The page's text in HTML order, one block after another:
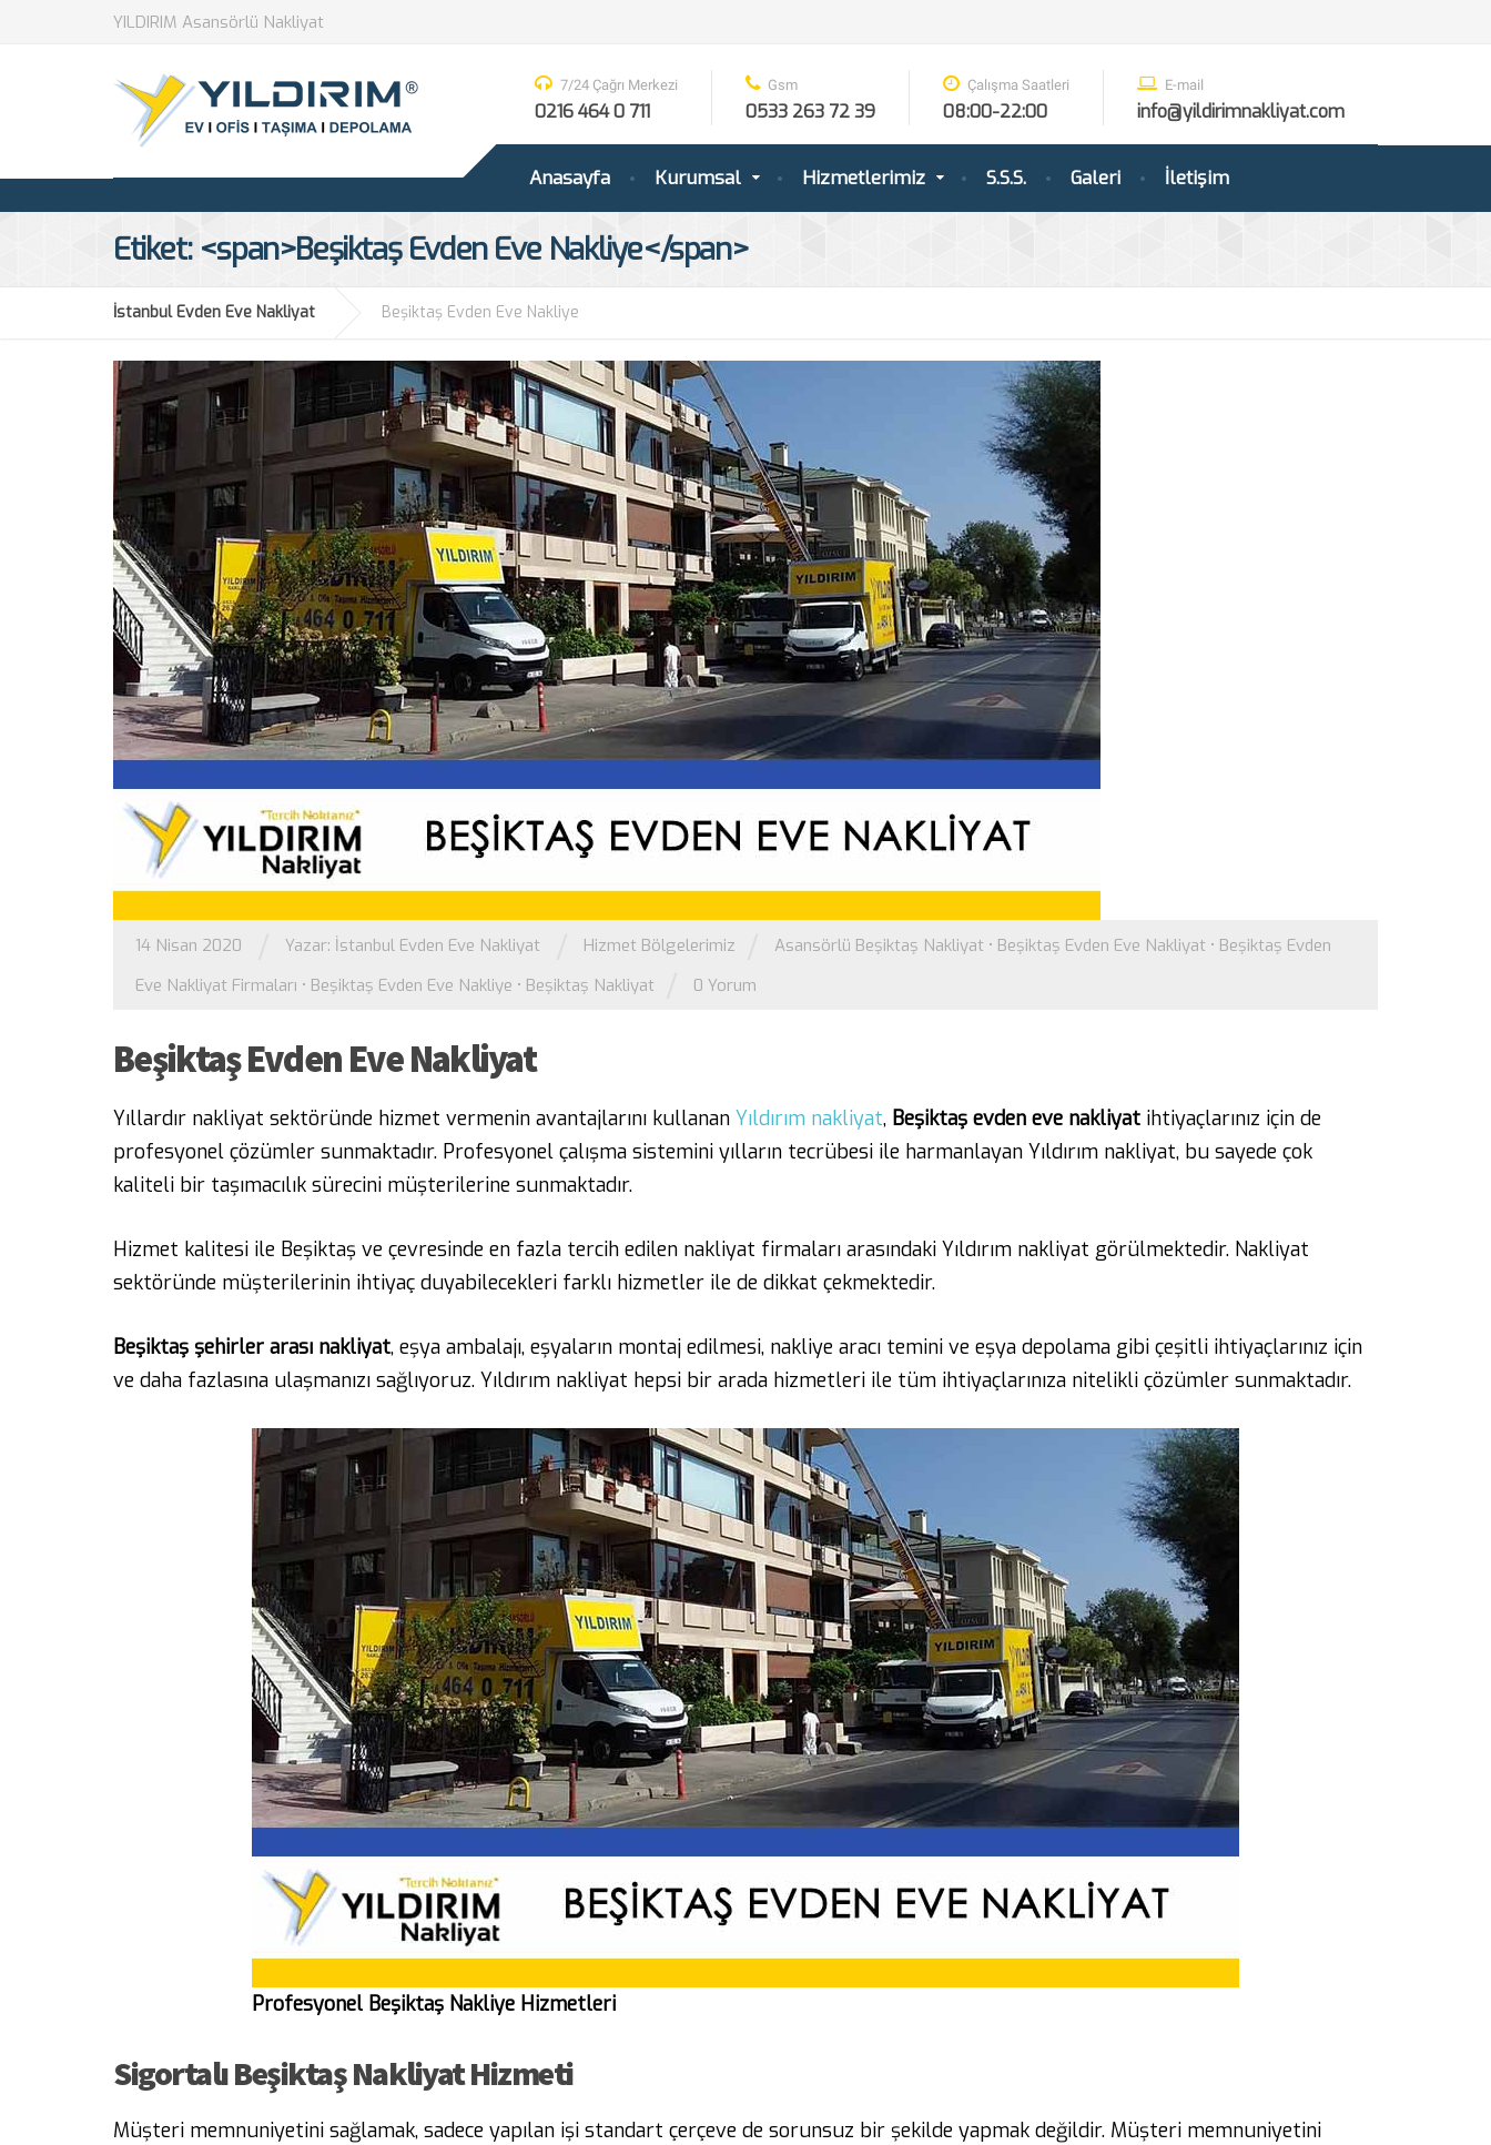
YILDIRIM Asansörlü Nakliyat
Anasayfa Kurumsal Hizmetlerimiz S.S.S. Galeri İletişim
7/24 Çağrı Merkezi
0216 464 0 711
Gsm
0533 263 72 39
Çalışma Saatleri
08:00-22:00
E-mail
info@yildirimnakliyat.com
Etiket: <span>Beşiktaş Evden Eve Nakliye</span>
İstanbul Evden Eve Nakliyat Beşiktaş Evden Eve Nakliye
14 Nisan 2020 Yazar: İstanbul Evden Eve Nakliyat Hizmet Bölgelerimiz Asansörlü Beşiktaş Nakliyat • Beşiktaş Evden Eve Nakliyat • Beşiktaş Evden
Eve Nakliyat Firmaları • Beşiktaş Evden Eve Nakliye • Beşiktaş Nakliyat 0 Yorum
Beşiktaş Evden Eve Nakliyat
Yıllardır nakliyat sektöründe hizmet vermenin avantajlarını kullanan Yıldırım nakliyat, Beşiktaş evden eve nakliyat ihtiyaçlarınız için de
profesyonel çözümler sunmaktadır. Profesyonel çalışma sistemini yılların tecrübesi ile harmanlayan Yıldırım nakliyat, bu sayede çok
kaliteli bir taşımacılık sürecini müşterilerine sunmaktadır.
Hizmet kalitesi ile Beşiktaş ve çevresinde en fazla tercih edilen nakliyat firmaları arasındaki Yıldırım nakliyat görülmektedir. Nakliyat
sektöründe müşterilerinin ihtiyaç duyabilecekleri farklı hizmetler ile de dikkat çekmektedir.
Beşiktaş şehirler arası nakliyat, eşya ambalajı, eşyaların montaj edilmesi, nakliye aracı temini ve eşya depolama gibi çeşitli ihtiyaçlarınız için
ve daha fazlasına ulaşmanızı sağlıyoruz. Yıldırım nakliyat hepsi bir arada hizmetleri ile tüm ihtiyaçlarınıza nitelikli çözümler sunmaktadır.
Profesyonel Beşiktaş Nakliye Hizmetleri
Sigortalı Beşiktaş Nakliyat Hizmeti
Müşteri memnuniyetini sağlamak, sadece yapılan işi standart çerçeve de sorunsuz bir şekilde yapmak değildir. Müşteri memnuniyetini